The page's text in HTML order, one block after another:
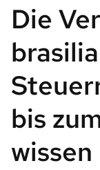
Die
bis
wissen